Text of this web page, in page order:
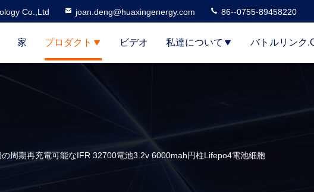
Co.,Ltd joan.deng@huaxingenergy.com 86--0755-89458220
家 プロダクト ビデオ 私達について バトルリンク
の周期再充電可能なIFR 32700電池3.2v 6000mah円柱Lifepo4電池細胞